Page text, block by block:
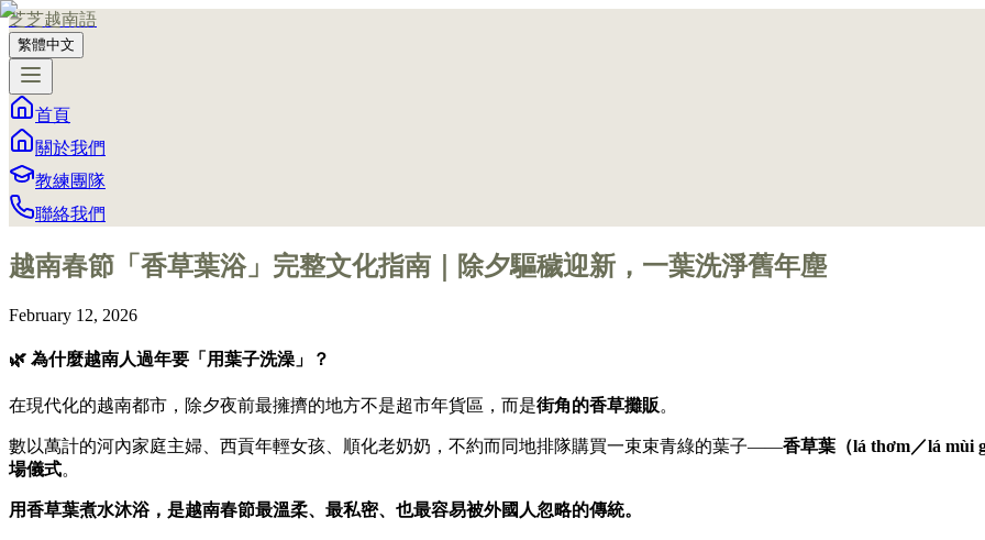
芝芝越南語
繁體中文
首頁
關於我們
教練團隊
聯絡我們
越南春節「香草葉浴」完整文化指南｜除夕驅穢迎新，一葉洗淨舊年塵
February 12, 2026
🌿 為什麼越南人過年要「用葉子洗澡」？
在現代化的越南都市，除夕夜前最擁擠的地方不是超市年貨區，而是街角的香草攤販。
數以萬計的河內家庭主婦、西貢年輕女孩、順化老奶奶，不約而同地排隊購買一束束青綠的葉子——香草葉（lá thơm／lá mùi
場儀式。
用香草葉煮水沐浴，是越南春節最溫柔、最私密、也最容易被外國人忽略的傳統。